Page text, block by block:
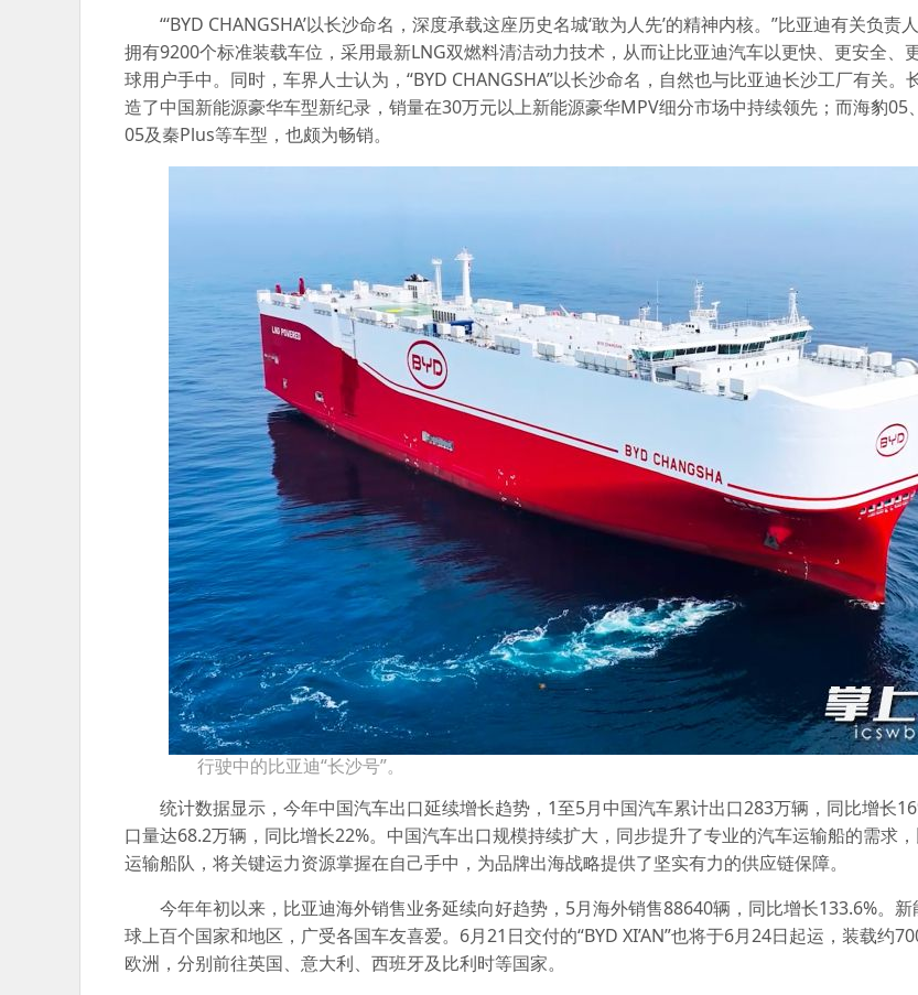
“‘BYD CHANGSHA’以长沙命名，深度承载这座历史名城‘敢为人先’的精神内核。”比亚迪有关负责
拥有9200个标准装载车位，采用最新LNG双燃料清洁动力技术，从而让比亚迪汽车以更快、更安全、
球用户手中。同时，车界人士认为，“BYD CHANGSHA”以长沙命名，自然也与比亚迪长沙工厂有关。
造了中国新能源豪华车型新纪录，销量在30万元以上新能源豪华MPV细分市场中持续领先；而海豹05
05及秦Plus等车型，也颇为畅销。
行驶中的比亚迪“长沙号”。
统计数据显示，今年中国汽车出口延续增长趋势，1至5月中国汽车累计出口283万辆，同比增长
口量达68.2万辆，同比增长22%。中国汽车出口规模持续扩大，同步提升了专业的汽车运输船的需求
运输船队，将关键运力资源掌握在自己手中，为品牌出海战略提供了坚实有力的供应链保障。
今年年初以来，比亚迪海外销售业务延续向好趋势，5月海外销售88640辆，同比增长133.6%。
球上百个国家和地区，广受各国车友喜爱。6月21日交付的“BYD XI’AN”也将于6月24日起运，装载约
欧洲，分别前往英国、意大利、西班牙及比利时等国家。